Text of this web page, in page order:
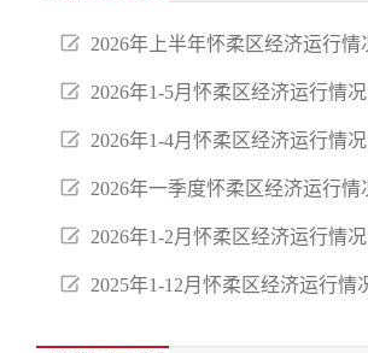
2026年上半年怀柔区经济运行情
析
2026年1-5月怀柔区经济运行情
析
2026年1-4月怀柔区经济运行情
析
2026年一季度怀柔区经济运行情
析
2026年1-2月怀柔区经济运行情
析
2025年1-12月怀柔区经济运行情